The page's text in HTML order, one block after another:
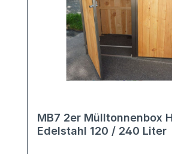
MB7 2er Mülltonnenbox
Edelstahl 120 / 240 Liter